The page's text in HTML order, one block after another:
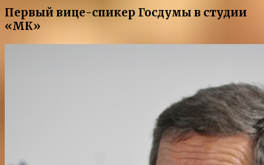
Первый вице-спикер Госдумы в студии
«МК»